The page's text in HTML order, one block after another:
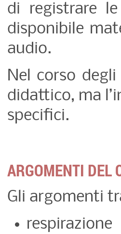
di registrare
disponibile
audio.
Nel corso
didattico, ma
specifici.
ARGOMENTI DEL
Gli argomenti
respirazione